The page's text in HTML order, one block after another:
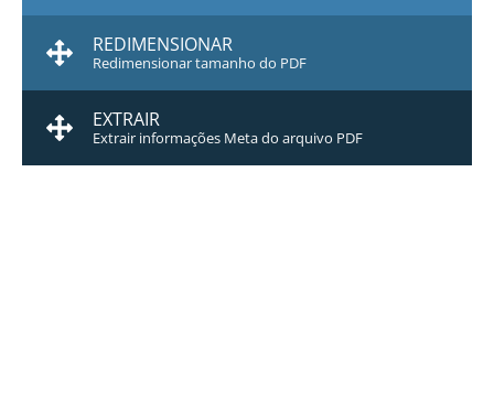
REDIMENSIONAR
Redimensionar tamanho do PDF
EXTRAIR
Extrair informações Meta do arquivo PDF